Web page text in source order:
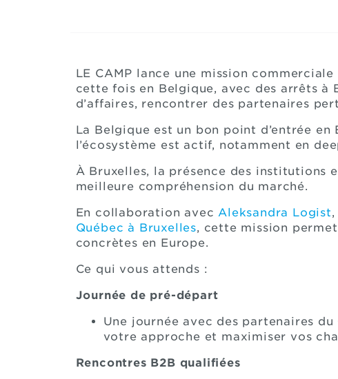
LE CAMP lance une mission
cette fois en Belgique, avec des arrêts à
d’affaires, rencontrer des partenaires
La Belgique est un bon point d’entrée
l’écosystème est actif, notamment en
À Bruxelles, la présence des institutions
meilleure compréhension du marché.
En collaboration avecAleksandra Logist
Québec à Bruxelles, cette mission
concrètes en Europe.
Ce qui vous attends :
Journée de pré-départ
Une journée avec des partenaires
votre approche et maximiser vos
Rencontres B2B qualifiées